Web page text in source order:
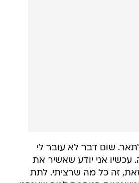
שום דבר לא עובר לי
אני יודע שאשיר את
זה כל מה שרציתי. לתת